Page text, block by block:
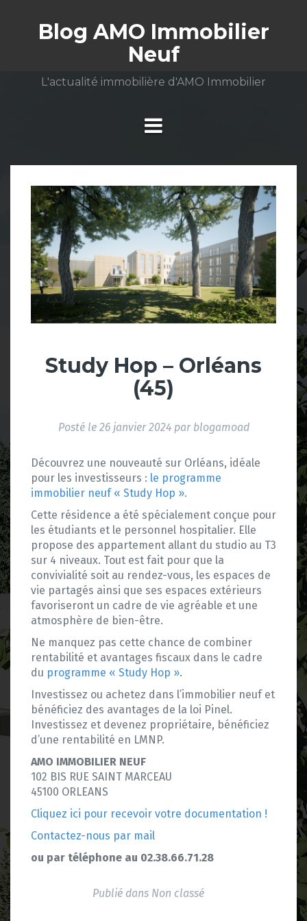
contenuBlog AMO Immobilier
Neuf
L'actualité immobilière d'AMO Immobilier
Study Hop – Orléans
(45)
Posté le 26 janvier 2024par blogamoad
Découvrez une nouveauté sur Orléans, idéale
pour les investisseurs : le programme
immobilier neuf « Study Hop ».
Cette résidence a été spécialement conçue pour
les étudiants et le personnel hospitalier. Elle
propose des appartement allant du studio au T3
sur 4 niveaux. Tout est fait pour que la
convivialité soit au rendez-vous, les espaces de
vie partagés ainsi que ses espaces extérieurs
favoriseront un cadre de vie agréable et une
atmosphère de bien-être.
Ne manquez pas cette chance de combiner
rentabilité et avantages fiscaux dans le cadre
du programme « Study Hop ».
Investissez ou achetez dans l’immobilier neuf et
bénéficiez des avantages de la loi Pinel.
Investissez et devenez propriétaire, bénéficiez
d’une rentabilité en LMNP.
AMO IMMOBILIER NEUF
102 BIS RUE SAINT MARCEAU
45100 ORLEANS
Cliquez ici pour recevoir votre documentation !
Contactez-nous par mail
ou par téléphone au 02.38.66.71.28
Publié dans Non classé